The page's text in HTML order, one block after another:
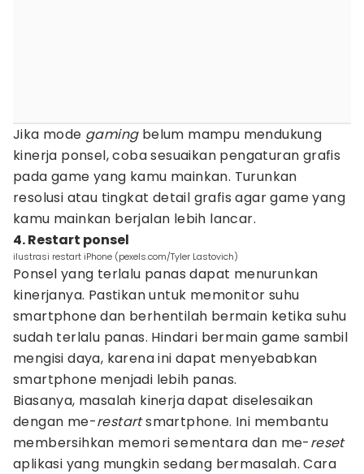
Jika mode gamingbelum mampu mendukung
kinerja ponsel, coba sesuaikan pengaturan grafis
pada game yang kamu mainkan. Turunkan
resolusi atau tingkat detail grafis agar game yang
kamu mainkan berjalan lebih lancar.
4. Restart ponsel
ilustrasi restart iPhone (pexels.com/Tyler Lastovich)
Ponsel yang terlalu panas dapat menurunkan
kinerjanya. Pastikan untuk memonitor suhu
smartphone dan berhentilah bermain ketika suhu
sudah terlalu panas. Hindari bermain game sambil
mengisi daya, karena ini dapat menyebabkan
smartphone menjadi lebih panas.
Biasanya, masalah kinerja dapat diselesaikan
dengan me-restartsmartphone. Ini membantu
membersihkan memori sementara dan me-reset
aplikasi yang mungkin sedang bermasalah. Cara